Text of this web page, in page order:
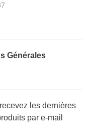
Générales
les dernières
par e-mail